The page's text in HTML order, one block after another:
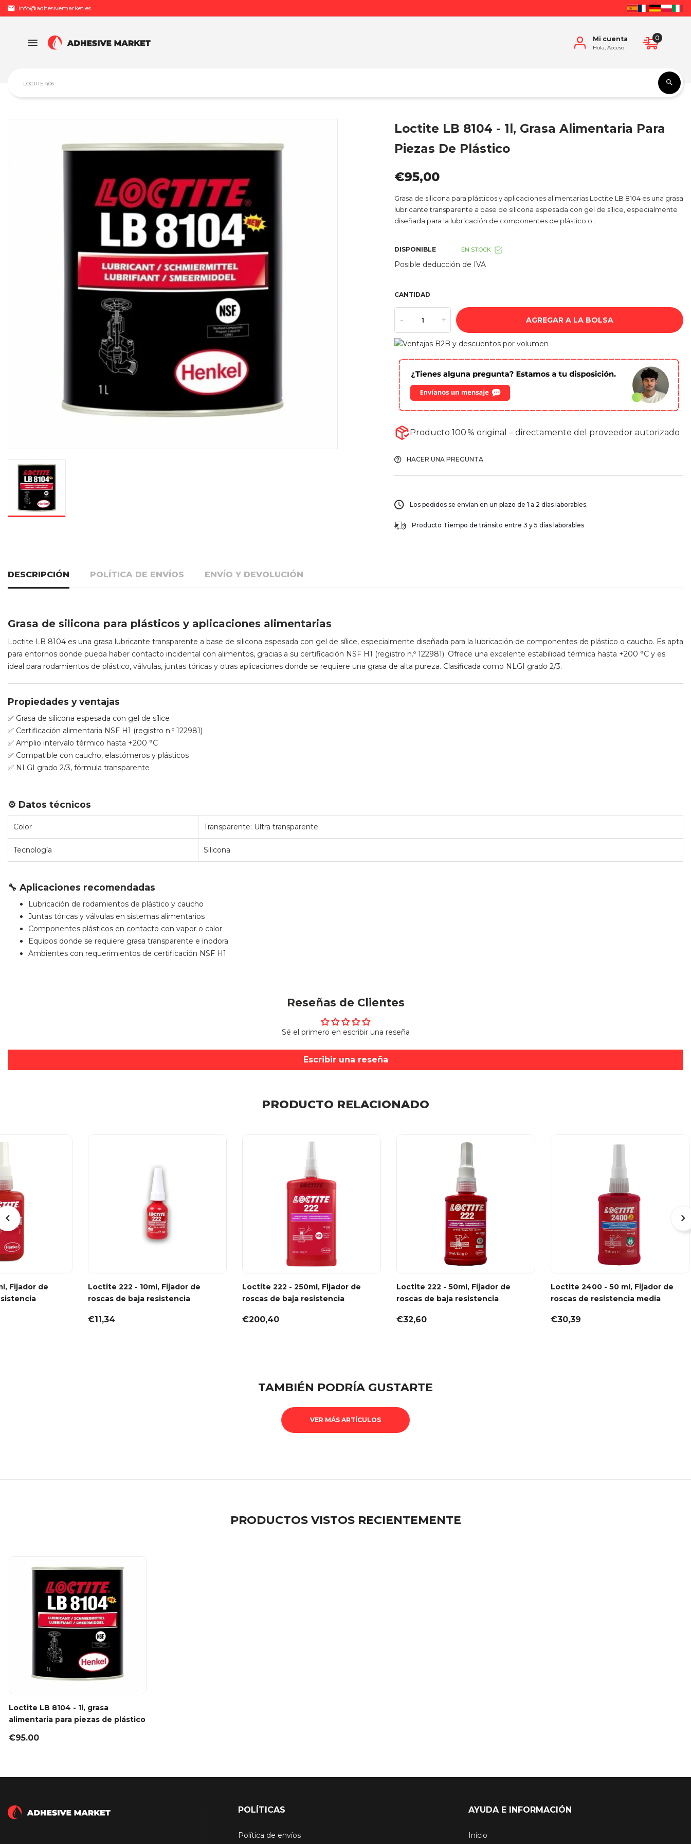
info@adhesivemarket.es
Mi cuenta
Hola, Acceso
0
Loctite LB 8104 - 1l, Grasa Alimentaria Para
Piezas De Plástico
€95,00
Grasa de silicona para plásticos y aplicaciones alimentarias Loctite LB 8104 es una grasa
lubricante transparente a base de silicona espesada con gel de sílice, especialmente
diseñada para la lubricación de componentes de plástico o...
DISPONIBLE EN STOCK
Posible deducción de IVA
CANTIDAD
- + AGREGAR A LA BOLSA
Producto 100 % original – directamente del proveedor autorizado
HACER UNA PREGUNTA
Los pedidos se envían en un plazo de 1 a 2 días laborables.
Producto Tiempo de tránsito entre 3 y 5 días laborables
DESCRIPCIÓN POLÍTICA DE ENVÍOS ENVÍO Y DEVOLUCIÓN
Grasa de silicona para plásticos y aplicaciones alimentarias
Loctite LB 8104 es una grasa lubricante transparente a base de silicona espesada con gel de sílice, especialmente diseñada para la lubricación de componentes de plástico o caucho. Es apta
para entornos donde pueda haber contacto incidental con alimentos, gracias a su certificación NSF H1 (registro n.º 122981). Ofrece una excelente estabilidad térmica hasta +200 °C y es
ideal para rodamientos de plástico, válvulas, juntas tóricas y otras aplicaciones donde se requiere una grasa de alta pureza. Clasificada como NLGI grado 2/3.
Propiedades y ventajas
✅ Grasa de silicona espesada con gel de sílice
✅ Certificación alimentaria NSF H1 (registro n.º 122981)
✅ Amplio intervalo térmico hasta +200 °C
✅ Compatible con caucho, elastómeros y plásticos
✅ NLGI grado 2/3, fórmula transparente
⚙️ Datos técnicos
Color Transparente: Ultra transparente
Tecnología Silicona
🔧 Aplicaciones recomendadas
Lubricación de rodamientos de plástico y caucho
Juntas tóricas y válvulas en sistemas alimentarios
Componentes plásticos en contacto con vapor o calor
Equipos donde se requiere grasa transparente e inodora
Ambientes con requerimientos de certificación NSF H1
Reseñas de Clientes
Sé el primero en escribir una reseña
Escribir una reseña
PRODUCTO RELACIONADO
Fijador de
Loctite 222 - 10ml, Fijador de
roscas de baja resistencia
€11,34
Loctite 222 - 250ml, Fijador de
roscas de baja resistencia
€200,40
Loctite 222 - 50ml, Fijador de
roscas de baja resistencia
€32,60
Loctite 2400 - 50 ml, Fijador de
roscas de resistencia media
€30,39
TAMBIÉN PODRÍA GUSTARTE
VER MÁS ARTÍCULOS
PRODUCTOS VISTOS RECIENTEMENTE
Loctite LB 8104 - 1l, grasa
alimentaria para piezas de plástico
€95.00
POLÍTICAS
Política de envíos
AYUDA E INFORMACIÓN
Inicio